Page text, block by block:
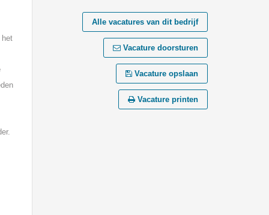
het
Alle vacatures van dit bedrijf
Vacature doorsturen
Vacature opslaan
Vacature printen